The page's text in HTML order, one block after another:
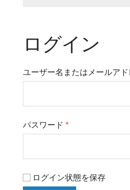
ログイン
ユーザー名またはメールアド
パスワード *
ログイン状態を保存